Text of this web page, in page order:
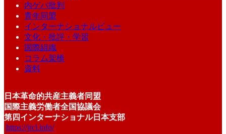
内ゲバ批判
青年同盟
インターナショナルビュー
文化・批評・学習
国際組織
コラム架橋
資料
日本革命的共産主義者同盟
国際主義労働者全国協議会
第四インターナショナル日本支部
https://jrcl.info/